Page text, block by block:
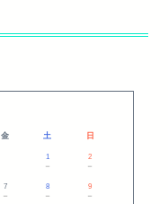
金 土 日
1
－
2
－
7
－
8
－
9
－